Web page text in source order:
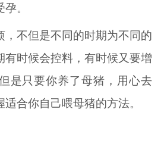
。
，不但是不同的时期为不同的
有时候会控料，有时候又要增
是只要你养了母猪，用心去
合你自己喂母猪的方法。